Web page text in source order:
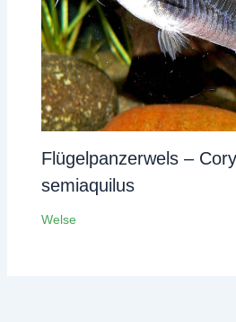
Flügelpanzerwels –
semiaquilus
Welse